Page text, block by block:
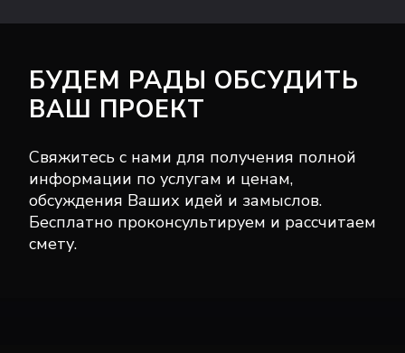
БУДЕМ РАДЫ ОБСУДИТЬ
ВАШ ПРОЕКТ
Свяжитесь с нами для получения полной
информации по услугам и ценам,
обсуждения Ваших идей и замыслов.
Бесплатно проконсультируем и рассчитаем
смету.